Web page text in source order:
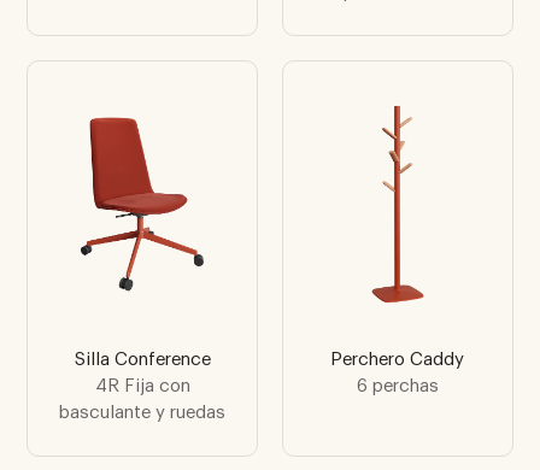
Silla Conference
4R Fija con
basculante y ruedas
Perchero Caddy
6 perchas